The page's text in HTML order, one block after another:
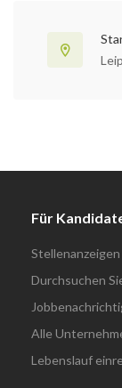
Für
Stellenanzeigen
Durchsuchen
Alle
Lebenslauf